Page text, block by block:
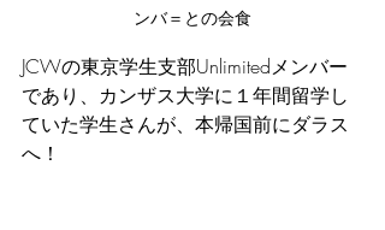
ンバ＝との会食
JCWの東京学生支部Unlimitedメンバー
であり、カンザス大学に１年間留学し
ていた学生さんが、本帰国前にダラス
へ！